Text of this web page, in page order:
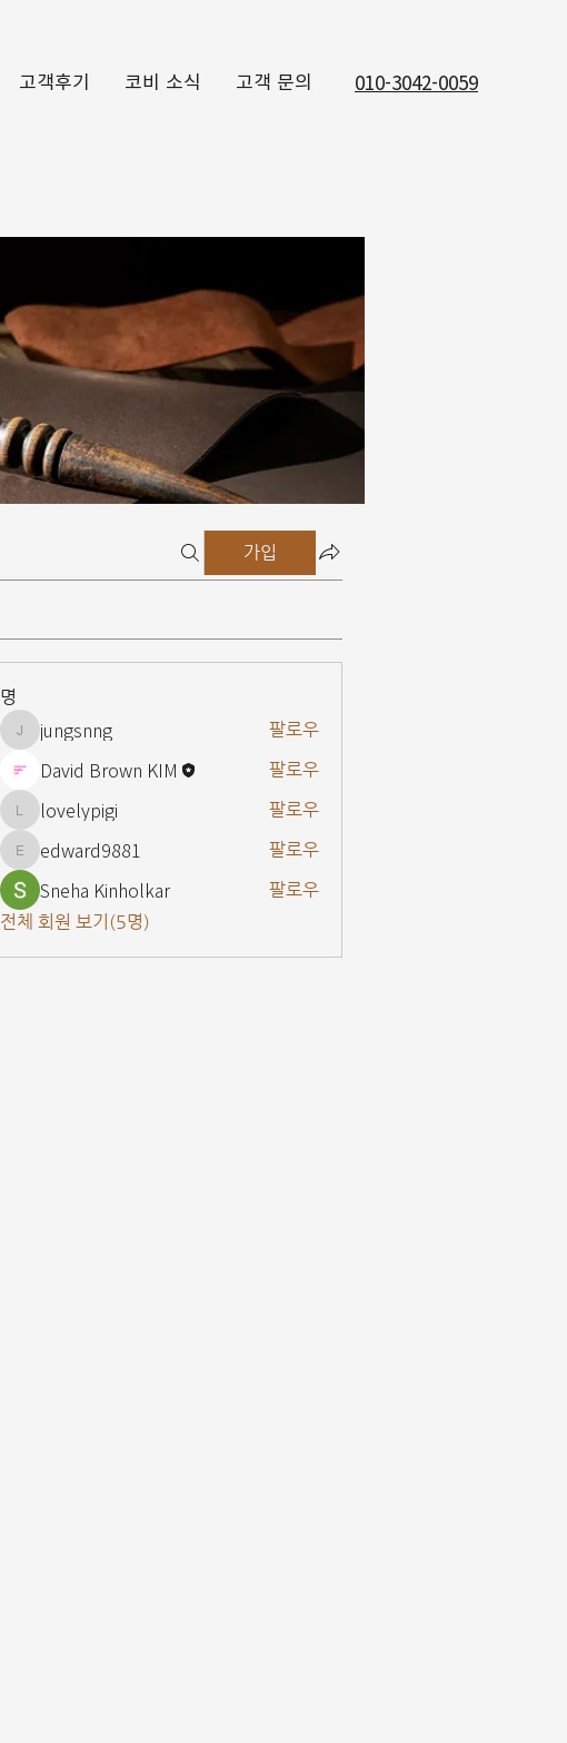
고객후기 코비 소식 고객 문의 010-3042-0059
가입
명
jungsnng
jungsnng 팔로우
David Brown KIM 팔로우
lovelypigi
lovelypigi 팔로우
edward9881
edward9881 팔로우
Sneha Kinholkar
팔로우
전체 회원 보기(5명)